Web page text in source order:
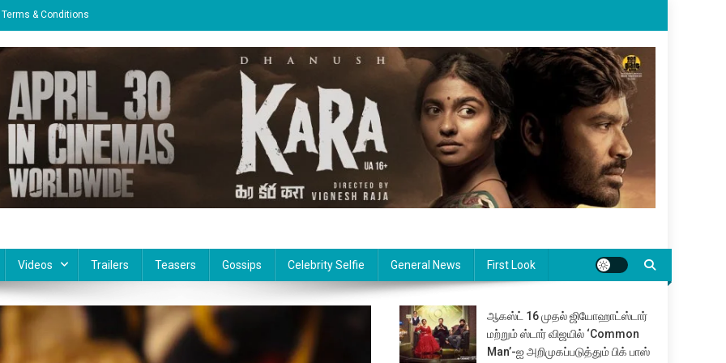
Terms & Conditions
Videos Trailers Teasers Gossips Celebrity Selfie General News First Look
ஆகஸ்ட் 16 முதல் ஜியோஹாட்ஸ்டார்
மற்றும் ஸ்டார் விஜயில் ‘Common
Man’-ஐ அறிமுகப்படுத்தும் பிக் பாஸ்